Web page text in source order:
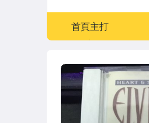
首頁主打